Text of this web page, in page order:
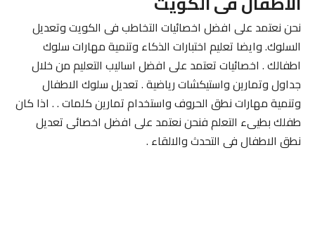
نحن نعتمد على افضل اخصائيات التخاطب فى الكويت وتعديل
السلوك. وايضا تعليم اختبارات الذكاء وتنمية مهارات سلوك
اطفالك . اخصائيات تعتمد على افضل اساليب التعليم من خلال
جداول وتمارين واستيكشات رياضية . تعديل سلوك الاطفال
وتنمية مهارات نطق الحروف واستخدام تمارين كلمات . . اذا كان
طفلك بطيىء التعلم فنحن نعتمد على افضل اخصائى تعديل
نطق الاطفال فى التحدث والالقاء .